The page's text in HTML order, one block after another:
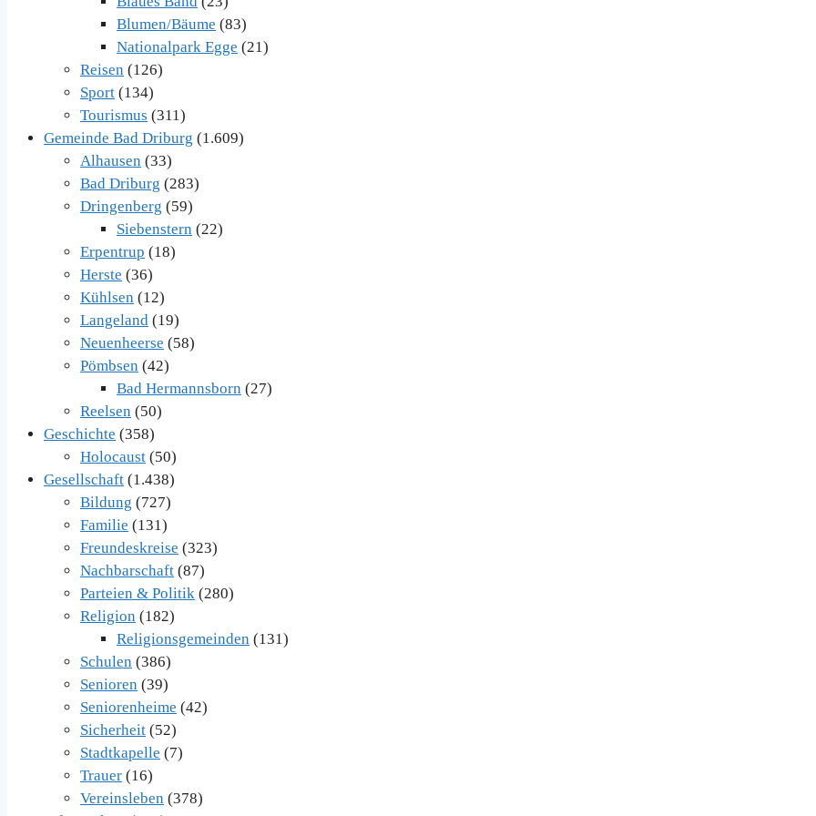
Blumen/Bäume (83)
Nationalpark Egge (21)
Reisen (126)
Sport (134)
Tourismus (311)
Gemeinde Bad Driburg (1.609)
Alhausen (33)
Bad Driburg (283)
Dringenberg (59)
Siebenstern (22)
Erpentrup (18)
Herste (36)
Kühlsen (12)
Langeland (19)
Neuenheerse (58)
Pömbsen (42)
Bad Hermannsborn (27)
Reelsen (50)
Geschichte (358)
Holocaust (50)
Gesellschaft (1.438)
Bildung (727)
Familie (131)
Freundeskreise (323)
Nachbarschaft (87)
Parteien & Politik (280)
Religion (182)
Religionsgemeinden (131)
Schulen (386)
Senioren (39)
Seniorenheime (42)
Sicherheit (52)
Stadtkapelle (7)
Trauer (16)
Vereinsleben (378)